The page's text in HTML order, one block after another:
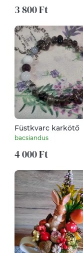
3 800 Ft
Füstkvarc karkötő
bacsiandus
4 000 Ft